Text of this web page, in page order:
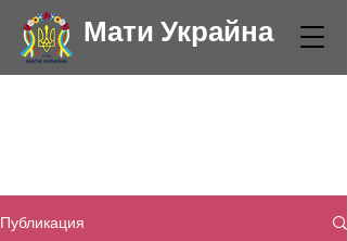
Мати Украйна
Публикация